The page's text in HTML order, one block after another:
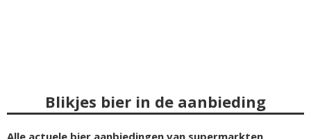
Blikjes bier in de aanbieding
Alle actuele bier aanbiedingen van supermarkten,